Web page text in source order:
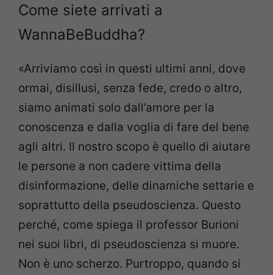
Come siete arrivati a
WannaBeBuddha?
«Arriviamo così in questi ultimi anni, dove
ormai, disillusi, senza fede, credo o altro,
siamo animati solo dall’amore per la
conoscenza e dalla voglia di fare del bene
agli altri. Il nostro scopo è quello di aiutare
le persone a non cadere vittima della
disinformazione, delle dinamiche settarie e
soprattutto della pseudoscienza. Questo
perché, come spiega il professor Burioni
nei suoi libri, di pseudoscienza si muore.
Non è uno scherzo. Purtroppo, quando si